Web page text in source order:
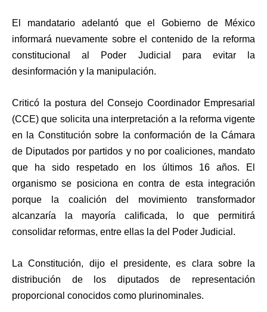
El mandatario adelantó que el Gobierno de México
informará nuevamente sobre el contenido de la reforma
constitucional al Poder Judicial para evitar la
desinformación y la manipulación.
Criticó la postura del Consejo Coordinador Empresarial
(CCE) que solicita una interpretación a la reforma vigente
en la Constitución sobre la conformación de la Cámara
de Diputados por partidos y no por coaliciones, mandato
que ha sido respetado en los últimos 16 años. El
organismo se posiciona en contra de esta integración
porque la coalición del movimiento transformador
alcanzaría la mayoría calificada, lo que permitirá
consolidar reformas, entre ellas la del Poder Judicial.
La Constitución, dijo el presidente, es clara sobre la
distribución de los diputados de representación
proporcional conocidos como plurinominales.